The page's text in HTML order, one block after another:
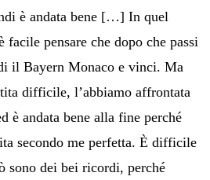
è andata bene […] In quel
facile pensare che dopo che passi
il Bayern Monaco e vinci. Ma
difficile, l’abbiamo affrontata
è andata bene alla fine perché
secondo me perfetta. È difficile
sono dei bei ricordi, perché